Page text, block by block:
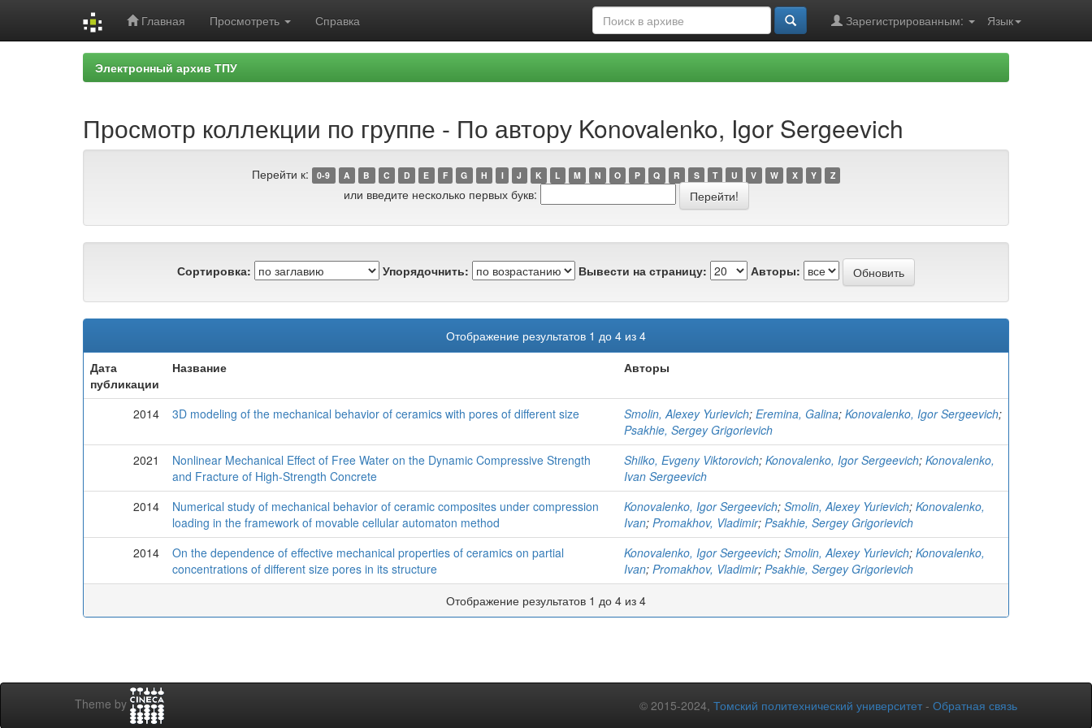
Главная Просмотреть Справка Язык
Зарегистрированным:
Электронный архив ТПУ
Просмотр коллекции по группе - По автору Konovalenko, Igor Sergeevich
Перейти к: 0-9 A B C D E F G H I J K L M N O P Q R S T U V W X Y Z
или введите несколько первых букв:
Сортировка: Упорядочнить: Вывести на страницу: Авторы:
Отображение результатов 1 до 4 из 4
Дата
публикации
Название Авторы
2014 3D modeling of the mechanical behavior of ceramics with pores of different size Smolin, Alexey Yurievich; Eremina, Galina; Konovalenko, Igor Sergeevich;
Psakhie, Sergey Grigorievich
2021
Nonlinear Mechanical Effect of Free Water on the Dynamic Compressive Strength
and Fracture of High-Strength Concrete
Shilko, Evgeny Viktorovich; Konovalenko, Igor Sergeevich; Konovalenko,
Ivan Sergeevich
2014
Numerical study of mechanical behavior of ceramic composites under compression
loading in the framework of movable cellular automaton method
Konovalenko, Igor Sergeevich; Smolin, Alexey Yurievich; Konovalenko,
Ivan; Promakhov, Vladimir; Psakhie, Sergey Grigorievich
2014
On the dependence of effective mechanical properties of ceramics on partial
concentrations of different size pores in its structure
Konovalenko, Igor Sergeevich; Smolin, Alexey Yurievich; Konovalenko,
Ivan; Promakhov, Vladimir; Psakhie, Sergey Grigorievich
Отображение результатов 1 до 4 из 4
Theme by © 2015-2024, Томский политехнический университет - Обратная связь